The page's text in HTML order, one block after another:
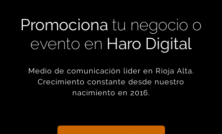
Promociona tu negocio o
evento en Haro Digital
Medio de comunicación líder en Rioja Alta.
Crecimiento constante desde nuestro
nacimiento en 2016.